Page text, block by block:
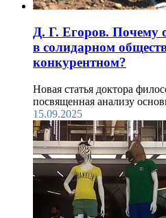
Д. Г. Егоров. Почему
в солидарном
конкурентном?
Новая статья доктора
посвященная анализу
15.09.2025